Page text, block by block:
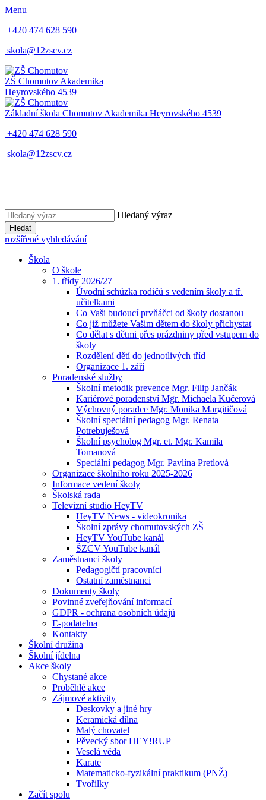
Menu
+420 474 628 590
skola@12zscv.cz
ZŠ Chomutov Akademika
Heyrovského 4539
Základní škola Chomutov Akademika Heyrovského 4539
+420 474 628 590
skola@12zscv.cz
Hledaný výraz
Hledat
rozšířené vyhledávání
Škola
O škole
1. třídy 2026/27
Úvodní schůzka rodičů s vedením školy a tř.
učitelkami
Co Vaši budoucí prvňáčci od školy dostanou
Co již můžete Vašim dětem do školy přichystat
Co dělat s dětmi přes prázdniny před vstupem do
školy
Rozdělení dětí do jednotlivých tříd
Organizace 1. září
Poradenské služby
Školní metodik prevence Mgr. Filip Jančák
Kariérové poradenství Mgr. Michaela Kučerová
Výchovný poradce Mgr. Monika Margitičová
Školní speciální pedagog Mgr. Renata
Potrebuješová
Školní psycholog Mgr. et. Mgr. Kamila
Tomanová
Speciální pedagog Mgr. Pavlína Pretlová
Organizace školního roku 2025-2026
Informace vedení školy
Školská rada
Televizní studio HeyTV
HeyTV News - videokronika
Školní zprávy chomutovských ZŠ
HeyTV YouTube kanál
ŠZCV YouTube kanál
Zaměstnanci školy
Pedagogičtí pracovníci
Ostatní zaměstnanci
Dokumenty školy
Povinné zveřejňování informací
GDPR - ochrana osobních údajů
E-podatelna
Kontakty
Školní družina
Školní jídelna
Akce školy
Chystané akce
Proběhlé akce
Zájmové aktivity
Deskovky a jiné hry
Keramická dílna
Malý chovatel
Pěvecký sbor HEY!RUP
Veselá věda
Karate
Matematicko-fyzikální praktikum (PNŽ)
Tvořilky
Začít spolu